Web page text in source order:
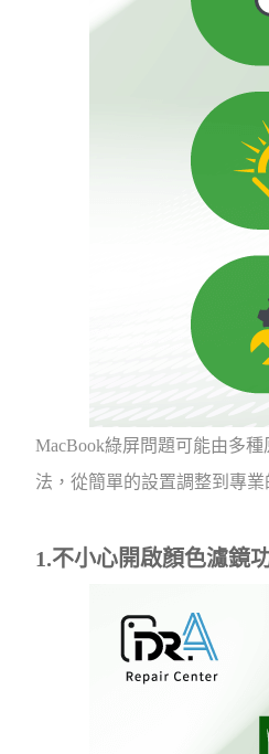
MacBook綠屏問題可能由多
法，從簡單的設置調整到專
1.不小心開啟顏色濾鏡